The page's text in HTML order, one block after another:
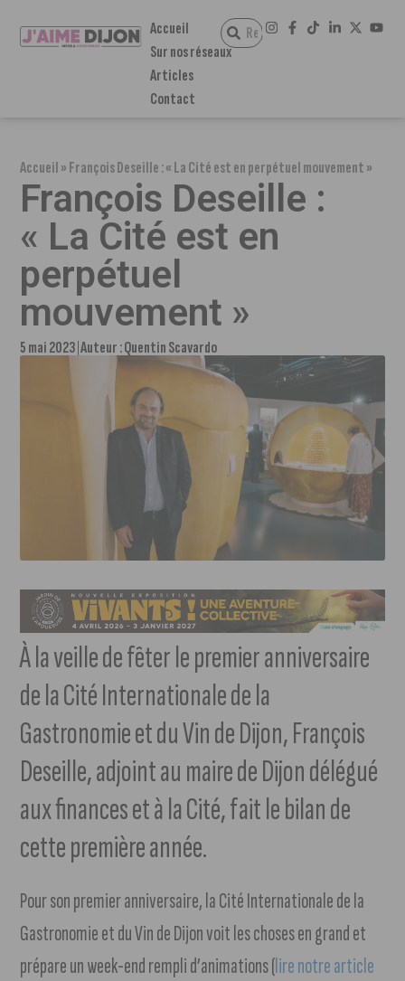
Accueil
Sur nos réseaux
Articles
Contact
Accueil»François Deseille : « La Cité est en perpétuel mouvement »
François Deseille :
« La Cité est en
perpétuel
mouvement »
5 mai 2023 Auteur :Quentin Scavardo
À la veille de fêter le premier anniversaire
de la Cité Internationale de la
Gastronomie et du Vin de Dijon, François
Deseille, adjoint au maire de Dijon délégué
aux finances et à la Cité, fait le bilan de
cette première année.
Pour son premier anniversaire, la Cité Internationale de la
Gastronomie et du Vin de Dijon voit les choses en grand et
prépare un week-end rempli d’animations (lire notre article